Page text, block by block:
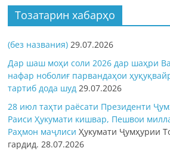
Тозатарин хабарҳо
(без названия) 29.07.2026
Дар шаш моҳи соли 2026 дар шаҳри
нафар ноболиғ парвандаҳои
тартиб дода шуд 29.07.2026
28 июл таҳти раёсати Президенти
Раиси Ҳукумати кишвар, Пешвои
Раҳмон маҷлисиҲукумати Ҷумҳурии
гардид.28.07.2026